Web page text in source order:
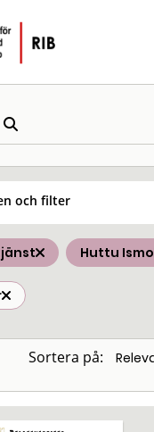
och filter
Huttu Ismo
Sortera på: